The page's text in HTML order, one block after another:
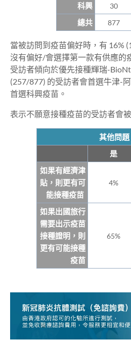
科興 30
總共 877
當被訪問到疫苗偏好時，有 16%
沒有偏好/會選擇第一款有供應的
受訪者傾向於優先接種輝瑞-
(257/877) 的受訪者會首選牛津-
首選科興疫苗。
表示不願意接種疫苗的受訪者會
其他問題
是
如果有經濟津
貼，則更有可
能接種疫苗
4%
如果出國旅行
需要出示疫苗
接種證明，則
更有可能接種
疫苗
65%